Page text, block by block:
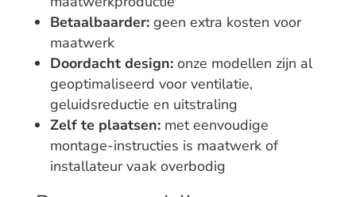
Betaalbaarder:geen extra kosten voor
maatwerk
Doordacht design:onze modellen zijn al
geoptimaliseerd voor ventilatie,
geluidsreductie en uitstraling
Zelf te plaatsen:met eenvoudige
montage-instructies is maatwerk of
installateur vaak overbodig